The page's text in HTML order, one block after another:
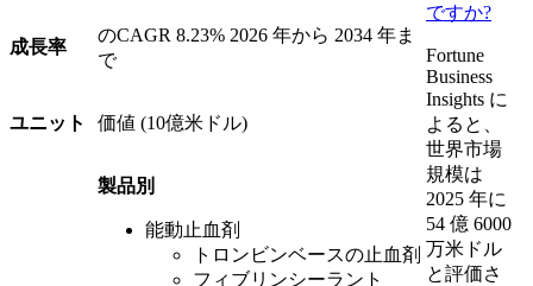
成長率
のCAGR 8.23% 2026 年から 2034 年ま
で
ユニット 価値 (10億米ドル)
製品別
能動止血剤
トロンビンベースの止血剤
フィブリンシーラント
ですか?
Fortune
Business
Insights に
よると、
世界市場
規模は
2025 年に
54 億 6000
万米ドル
と評価さ